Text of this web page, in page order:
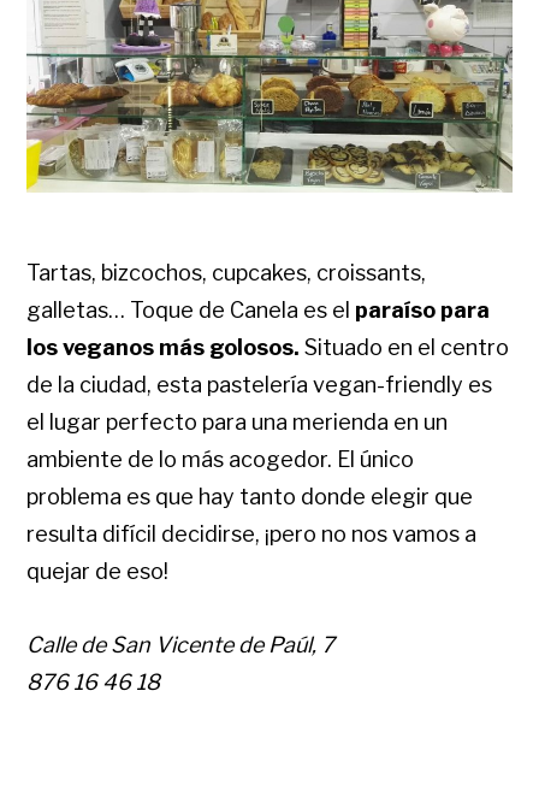
Tartas, bizcochos, cupcakes, croissants,
galletas… Toque de Canela es el paraíso para
los veganos más golosos. Situado en el centro
de la ciudad, esta pastelería vegan-friendly es
el lugar perfecto para una merienda en un
ambiente de lo más acogedor. El único
problema es que hay tanto donde elegir que
resulta difícil decidirse, ¡pero no nos vamos a
quejar de eso!
Calle de San Vicente de Paúl, 7
876 16 46 18